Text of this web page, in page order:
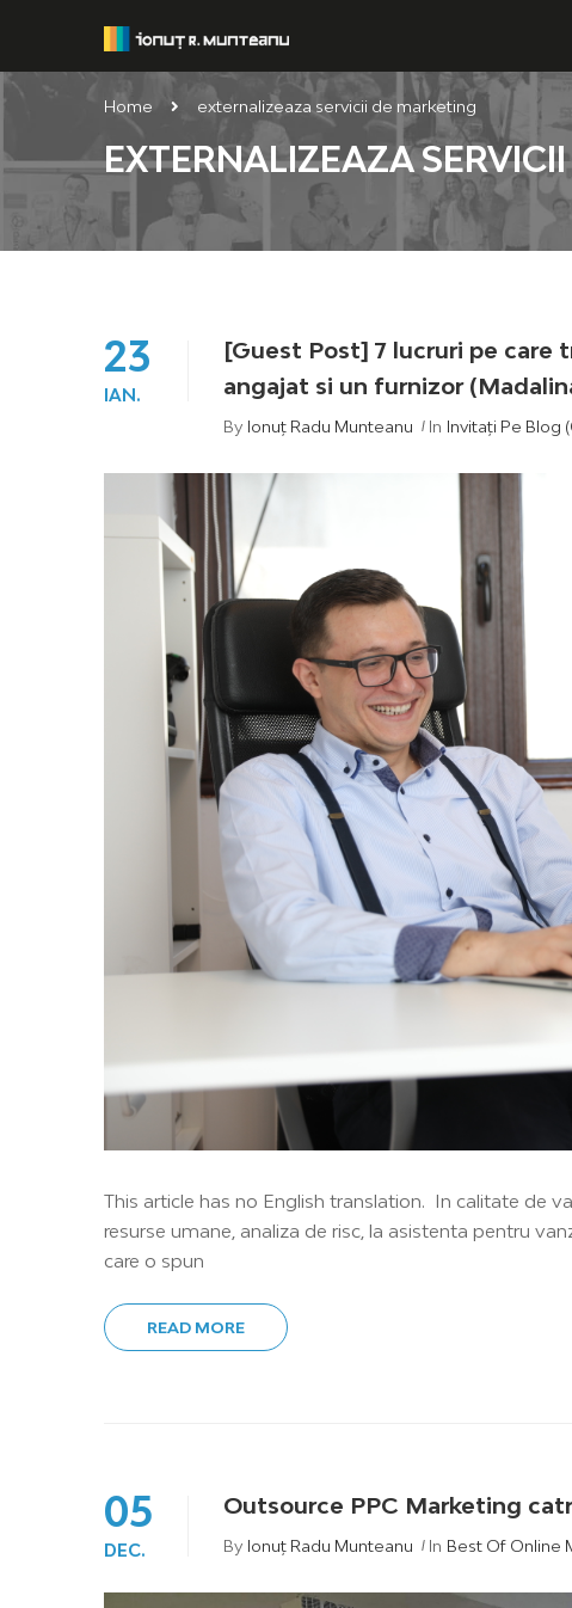
Home externalizeaza servicii de marketing
EXTERNALIZEAZA
23
IAN.
[Guest Post] 7 lucruri pe care
angajat si un furnizor
By Ionuț Radu Munteanu In Invitați Pe Blog
This article has no English translation. In calitate de
resurse umane, analiza de risc, la asistenta pentru
care o spun
READ MORE
05
DEC.
Outsource PPC Marketing
By Ionuț Radu Munteanu In Best Of Online